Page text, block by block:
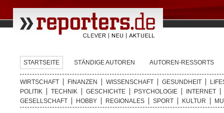
STARTSEITE STÄNDIGE AUTOREN AUTOREN-RESSORTS
WIRTSCHAFT FINANZEN WISSENSCHAFT GESUNDHEIT
POLITIK
TECHNIK GESCHICHTE PSYCHOLOGIE
INTERNET
GESELLSCHAFT
HOBBY REGIONALES SPORT KULTUR